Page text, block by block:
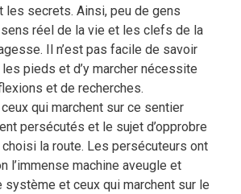
les secrets. Ainsi, peu de gens
réel de la vie et les clefs de la
Il n’est pas facile de savoir
pieds et d’y marcher nécessite
et de recherches.
qui marchent sur ce sentier
persécutés et le sujet d’opprobre
la route. Les persécuteurs ont
l’immense machine aveugle et
système et ceux qui marchent sur le